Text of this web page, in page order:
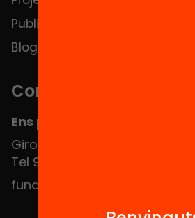
Publicacions i vídeos
Blog
Contacte
Ens pots trobar al Hub Social
Girona 34, interior 08010
Tel 934 588 700
fundacio@equitat.org